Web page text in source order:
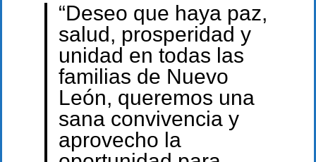
“Deseo que haya paz,
salud, prosperidad y
unidad en todas las
familias de Nuevo
León, queremos una
sana convivencia y
aprovecho la